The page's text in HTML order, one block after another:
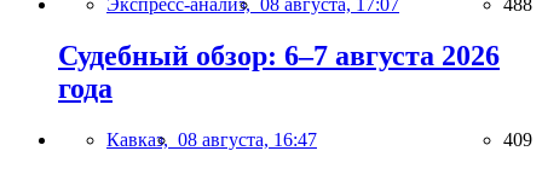
Экспресс-анализ, 08 августа, 17:07 488
Судебный обзор: 6–7 августа 2026
года
Кавказ, 08 августа, 16:47 409